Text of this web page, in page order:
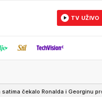
TV UŽIVO
i Georginu pred katedralom: